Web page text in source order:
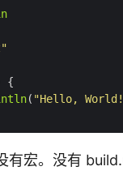
( "Hello,
有宏。没有